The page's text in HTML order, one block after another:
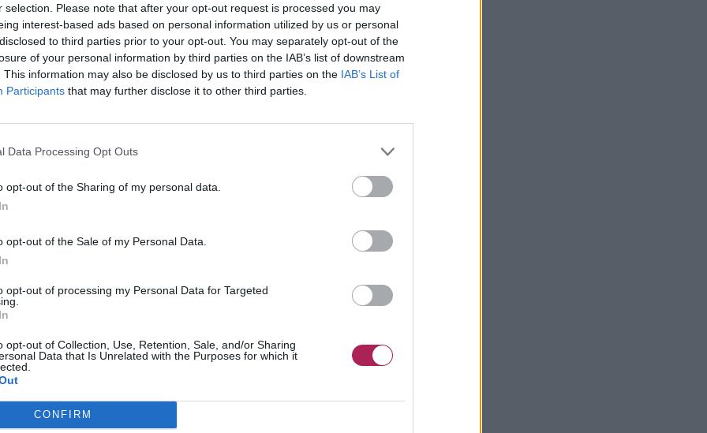
selection. Please note that after your opt-out request is processed you may
interest-based ads based on personal information utilized by us or personal
to third parties prior to your opt-out. You may separately opt-out of the
of your personal information by third parties on the IAB’s list of downstream
This information may also be disclosed by us to third parties on the IAB’s List of
Participants that may further disclose it to other third parties.
Data Processing Opt Outs
opt-out of the Sharing of my personal data.
opt-out of the Sale of my Personal Data.
opt-out of processing my Personal Data for Targeted
opt-out of Collection, Use, Retention, Sale, and/or Sharing
Data that Is Unrelated with the Purposes for which it
CONFIRM
Au lieu de cela, ils subissent un processus
lorsqu'ils sont chauffés. À des températures plus
commencent à se décomposer, ce qui peut entraîner une
davantage, rendant les cheveux plus cassants, sujets
décolorés et dégageant une odeur de brûlé.
être plus résistants à la chaleur, tandis que les
plus susceptibles aux dommages. De plus, la santé et
de fusion. Les cheveux plus anciens et/ou ayant subi un
et sujets à la fusion que les cheveux plus sains et/ou
leur point de fusion, car l'humidité peut aider à
d'atteindre des températures élevées. Les cheveux secs
décomposer à des températures plus basses car ils sont
la chaleur. Cependant, des températures élevées peuvent
dans les cheveux, entraînant sécheresse et fragilité,
fois que la chaleur est utilisée.